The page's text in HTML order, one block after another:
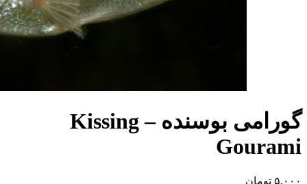
گورامی بوسنده – Kissing
Gourami
۵,۰۰۰ تومان